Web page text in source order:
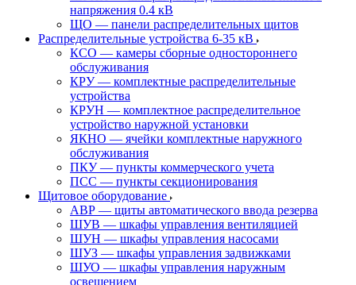
напряжения 0.4 кВ
ЩО — панели распределительных щитов
Распределительные устройства 6-35 кВ
КСО — камеры сборные одностороннего
обслуживания
КРУ — комплектные распределительные
устройства
КРУН — комплектное распределительное
устройство наружной установки
ЯКНО — ячейки комплектные наружного
обслуживания
ПКУ — пункты коммерческого учета
ПСС — пункты секционирования
Щитовое оборудование
АВР — щиты автоматического ввода резерва
ШУВ — шкафы управления вентиляцией
ШУН — шкафы управления насосами
ШУЗ — шкафы управления задвижками
ШУО — шкафы управления наружным
освещением